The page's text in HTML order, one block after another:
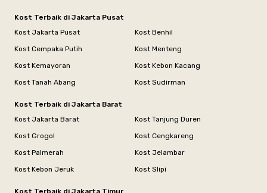
Kost Terbaik di Jakarta Pusat
Kost Jakarta Pusat
Kost Benhil
Kost Cempaka Putih
Kost Menteng
Kost Kemayoran
Kost Kebon Kacang
Kost Tanah Abang
Kost Sudirman
Kost Terbaik di Jakarta Barat
Kost Jakarta Barat
Kost Tanjung Duren
Kost Grogol
Kost Cengkareng
Kost Palmerah
Kost Jelambar
Kost Kebon Jeruk
Kost Slipi
Kost Terbaik di Jakarta Timur